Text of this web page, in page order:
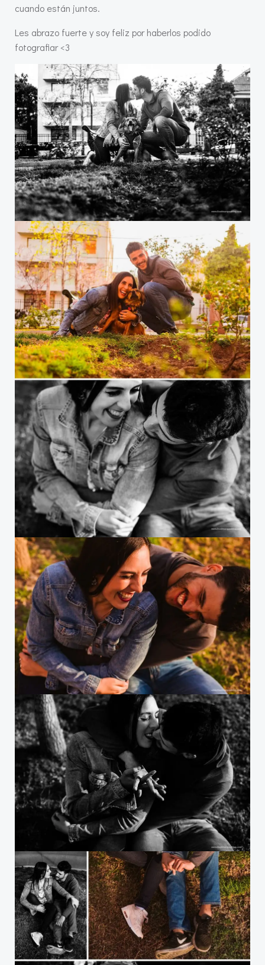
cuando están juntos.
Les abrazo fuerte y soy feliz por haberlos podido
fotografiar <3